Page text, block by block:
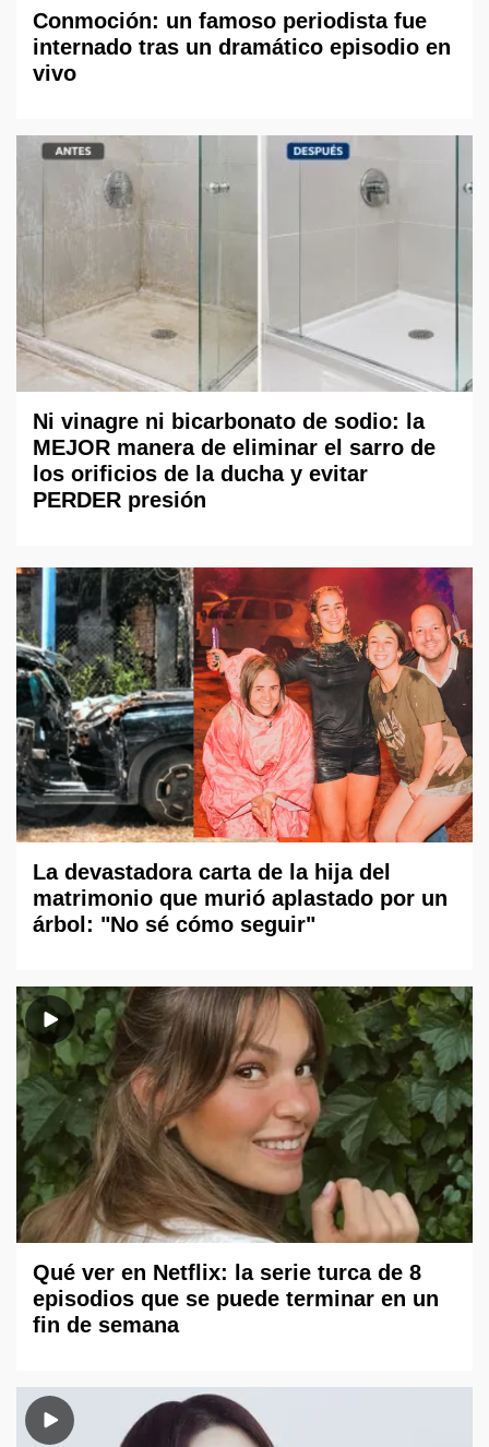
Conmoción: un famoso periodista fue
internado tras un dramático episodio en
vivo
Ni vinagre ni bicarbonato de sodio: la
MEJOR manera de eliminar el sarro de
los orificios de la ducha y evitar
PERDER presión
La devastadora carta de la hija del
matrimonio que murió aplastado por un
árbol: "No sé cómo seguir"
Qué ver en Netflix: la serie turca de 8
episodios que se puede terminar en un
fin de semana